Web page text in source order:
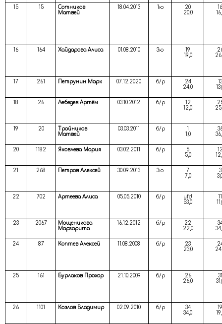
15 15
Сотников
Матвей
18.04.2013 1ю
20
20,0
16
16 164 Хайдарова Алиса 01.08.2010 3ю
19
19,0
17 261 Петрунин Марк 07.12.2020 б/р
24
24,0
13
18 26 Лебедев Артём 03.10.2012 б/р
12
12,0
19 20
Тройников
Матвей
03.03.2011 б/р
1
1,0
20 1182 Яковлева Мария 03.02.2011 б/р
5
5,0
21 268 Петров Алексей 30.09.2013 3ю
7
7,0
3
22 702 Артеева Алиса 05.05.2010 б/р
ufd
53,0
11
23 2067
Мощеникова
Маргарита
16.12.2012 б/р
22
22,0
24 87 Коптев Алексей 11.08.2008 б/р
23
23,0
25 161 Бурлаков Прохор 21.10.2009 б/р
26
26,0
31
26 1101 Козлов Владимир 02.09.2010 б/р
34
34,0
19